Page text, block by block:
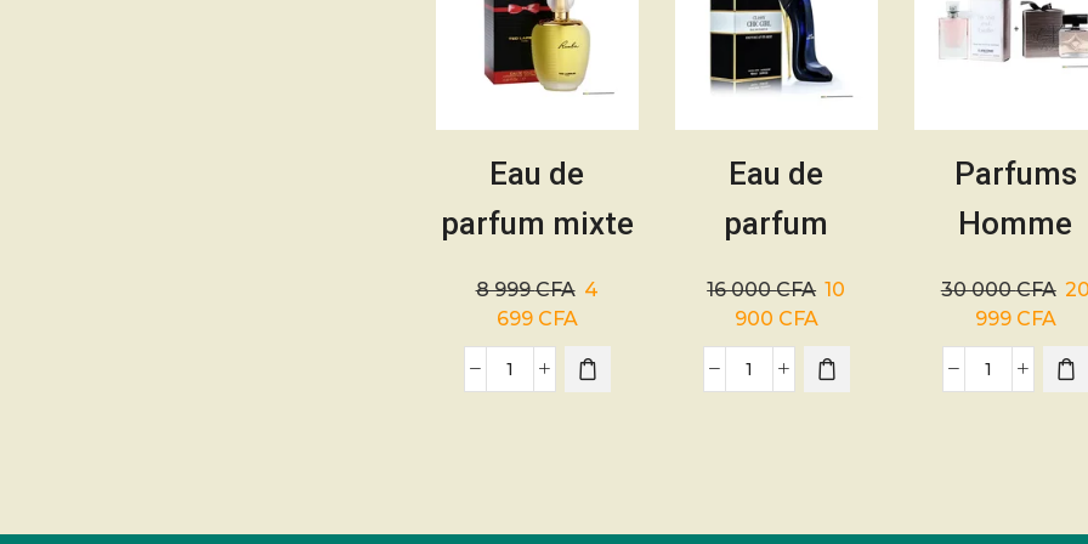
Eau de
parfum mixte
RUMBA –
100ml
8 999CFA 4
699 CFA
Eau de
parfum
femme –
CHIC GIRL –
90ML
16 000CFA 10
900 CFA
Parfums
Homme
Exchange +
Femme – La
Vie Est Belle
30 000CFA 20
999 CFA